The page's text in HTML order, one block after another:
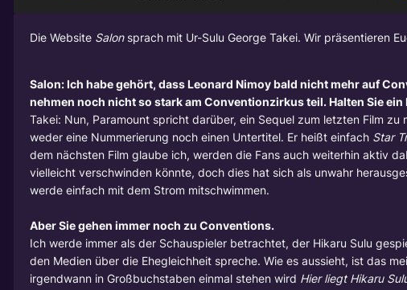
Die Website Salonsprach mit Ur-Sulu George Takei. Wir präsentieren
Salon: Ich habe gehört, dass Leonard Nimoy bald nicht mehr auf
nehmen noch nicht so stark am Conventionzirkus teil. Halten Sie ein
Takei: Nun, Paramount spricht darüber, ein Sequel zum letzten Film
weder eine Nummerierung noch einen Untertitel. Er heißt einfach Star
dem nächsten Film glaube ich, werden die Fans auch weiterhin aktiv
vielleicht verschwinden könnte, doch dies hat sich als unwahr
werde einfach mit dem Strom mitschwimmen.
Aber Sie gehen immer noch zu Conventions.
Ich werde immer als der Schauspieler betrachtet, der Hikaru Sulu
den Medien über die Ehegleichheit spreche. Wie es aussieht, ist das
irgendwann in Großbuchstaben einmal stehen wird Hier liegt Hikaru